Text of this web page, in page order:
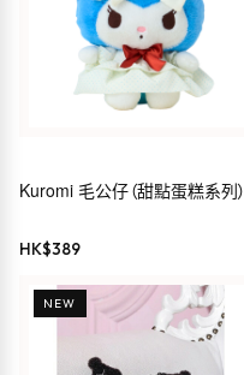
Kuromi 毛公仔（甜點蛋糕系列）
HK$389
NEW